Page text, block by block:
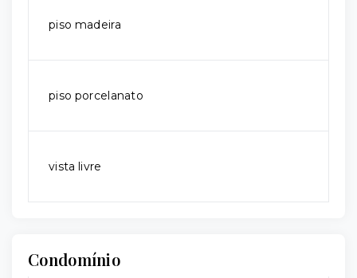
piso madeira
piso porcelanato
vista livre
Condomínio